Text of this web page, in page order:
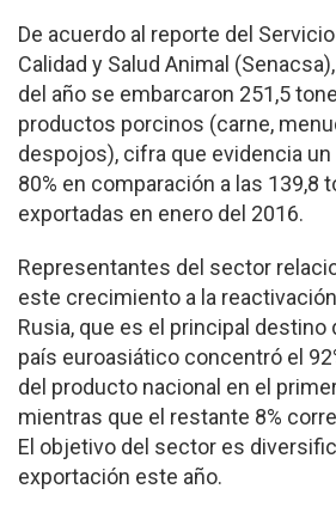
De acuerdo al reporte del
Calidad y Salud Animal
del año se embarcaron 251,5
productos porcinos (carne,
despojos), cifra que evidencia
80% en comparación a las 139,8
exportadas en enero del 2016.
Representantes del sector
este crecimiento a la
Rusia, que es el principal destino
país euroasiático concentró el
del producto nacional en el
mientras que el restante 8%
El objetivo del sector es
exportación este año.